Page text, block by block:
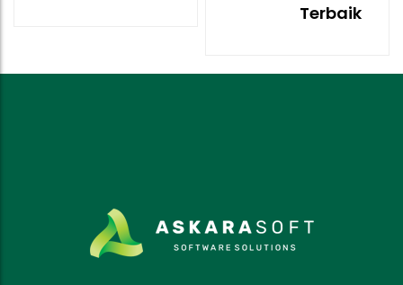
Terbaik